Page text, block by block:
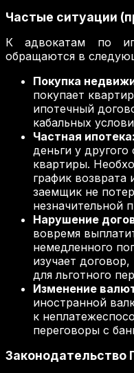
Частые ситуации
К адвокатам по
обращаются в
Покупка
покупает
ипотечный
кабальных
Частная ипотека:
деньги у другого
квартиры.
график возврата
заемщик не
незначительной
Нарушение
вовремя
немедленного
изучает
для льготного
Изменение
иностранной
к
переговоры с
Законодательство